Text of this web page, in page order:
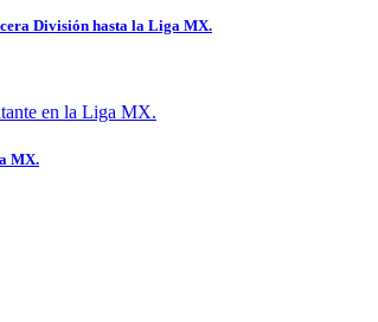
División hasta la Liga MX.
MX.